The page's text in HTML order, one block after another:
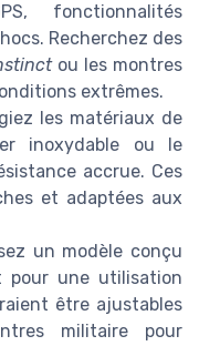
fonctionnalités
Recherchez des
ou les montres
extrêmes.
les matériaux de
inoxydable ou le
accrue. Ces
et adaptées aux
un modèle conçu
pour une utilisation
être ajustables
militaire pour